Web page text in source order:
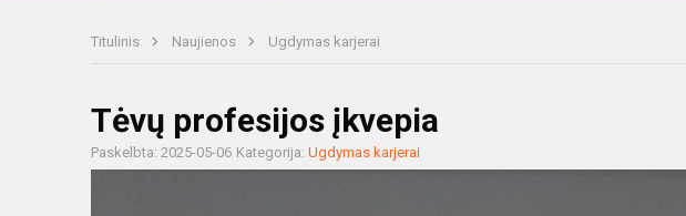
Titulinis Naujienos Ugdymas karjerai
Tėvų profesijos įkvepia
Paskelbta: 2025-05-06 Kategorija: Ugdymas karjerai